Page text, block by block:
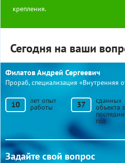
крепления.
Сегодня на ваши
Филатов Андрей Сергеевич
Прораб, специализация «Внутренняя
10
лет опыт
работы
37
сданных
объекта
год
Задайте свой вопрос